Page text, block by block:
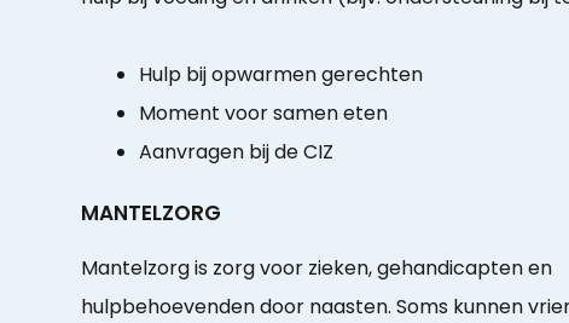
Hulp bij opwarmen gerechten
Moment voor samen eten
Aanvragen bij de CIZ
MANTELZORG
Mantelzorg is zorg voor zieken, gehandicapten en
hulpbehoevenden door naasten. Soms kunnen